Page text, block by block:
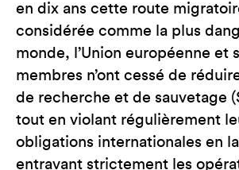
en dix ans cette route
considérée comme la plus
monde, l’Union européenne et
membres n’ont cessé de
de recherche et de sauvetage
tout en violant régulièrement
obligations internationales en
entravant strictement les